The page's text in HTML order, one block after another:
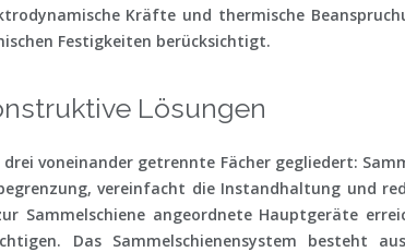
Kräfte und thermische
Festigkeiten berücksichtigt.
Lösungen
drei voneinander getrennte Fächergegliedert:
vereinfacht die Instandhaltung und
Sammelschiene angeordnete Hauptgeräte
Das Sammelschienensystem besteht